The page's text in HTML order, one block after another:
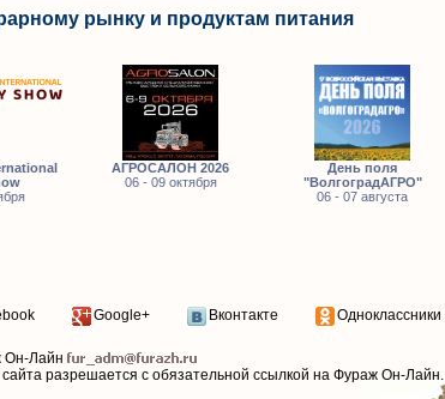
рынку и продуктам питания
АГРОСАЛОН 2026
06 - 09 октября
День поля
"ВолгоградАГРО"
06 - 07 августа
Google+ Вконтакте Одноклассники
Он-Лайн
разрешается с обязательной ссылкой на Фураж Он-Лайн.